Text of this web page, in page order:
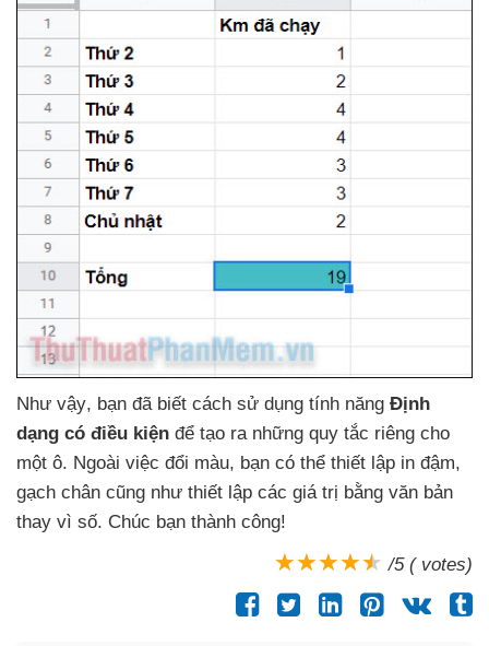
Như vậy, bạn đã biết cách sử dụng tính năng Định
dạng có điều kiện để tạo ra những quy tắc riêng cho
một ô. Ngoài việc đổi màu, bạn có thể thiết lập in đậm,
gạch chân cũng như thiết lập các giá trị bằng văn bản
thay vì số. Chúc bạn thành công!
/5 ( votes)